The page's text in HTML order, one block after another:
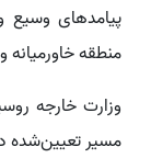
پیامدهای وسیع
منطقه
وزارت خارجه
مسیر تعیین‌شده